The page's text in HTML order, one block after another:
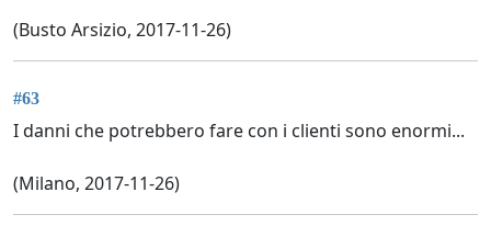
(Busto Arsizio, 2017-11-26)
#63
I danni che potrebbero fare con i clienti sono enormi...
(Milano, 2017-11-26)